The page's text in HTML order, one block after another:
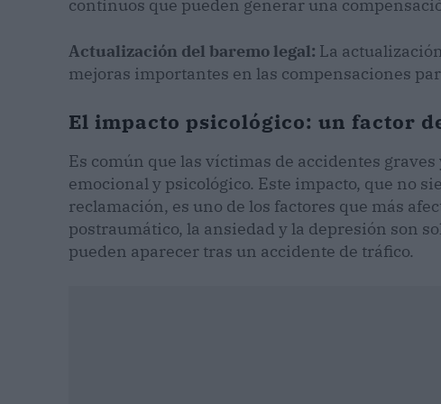
continuos que pueden generar una
Actualización del baremo legal: La
mejoras importantes en las compensaciones
El impacto psicológico: un factor
Es común que las víctimas de accidentes
emocional y psicológico. Este impacto, que no
reclamación, es uno de los factores que más
postraumático, la ansiedad y la depresión son
pueden aparecer tras un accidente de tráfico.